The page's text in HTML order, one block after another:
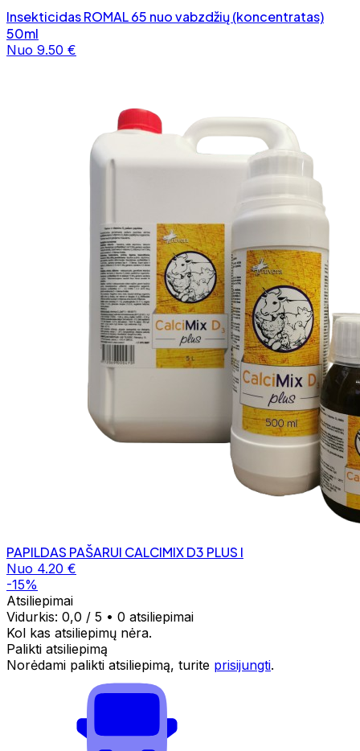
Insekticidas ROMAL 65 nuo vabzdžių (koncentratas)
50ml
Nuo 9.50 €
PAPILDAS PAŠARUI CALCIMIX D3 PLUS l
Nuo 4.20 €
-15%
Atsiliepimai
Vidurkis: 0,0 / 5 • 0 atsiliepimai
Kol kas atsiliepimų nėra.
Palikti atsiliepimą
Norėdami palikti atsiliepimą, turite prisijungti.